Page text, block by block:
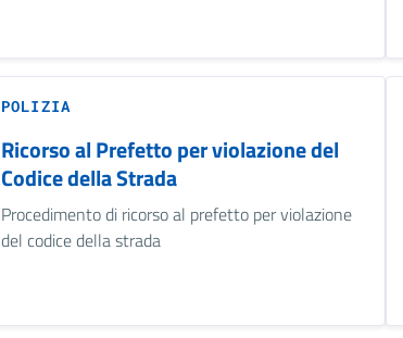
POLIZIA
Ricorso al Prefetto per violazione del
Codice della Strada
Procedimento di ricorso al prefetto per violazione
del codice della strada